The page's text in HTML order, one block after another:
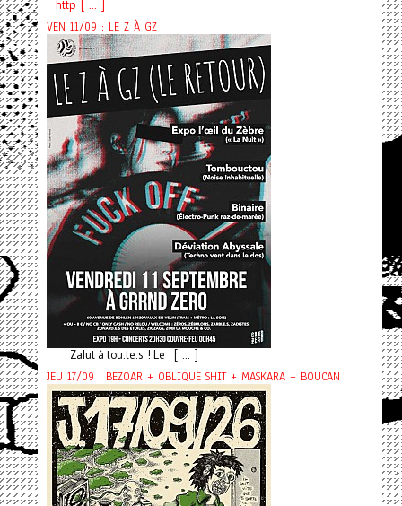
http [ ... ]
VEN 11/09 : LE Z À GZ
Zalut à tou.te.s ! Le [ ... ]
JEU 17/09 : BEZOAR + OBLIQUE SHIT + MASKARA + BOUCAN